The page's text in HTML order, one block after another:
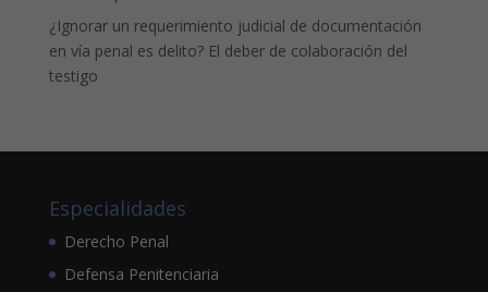
¿Ignorar un requerimiento judicial de documentación
en vía penal es delito? El deber de colaboración del
testigo
Especialidades
Derecho Penal
Defensa Penitenciaria